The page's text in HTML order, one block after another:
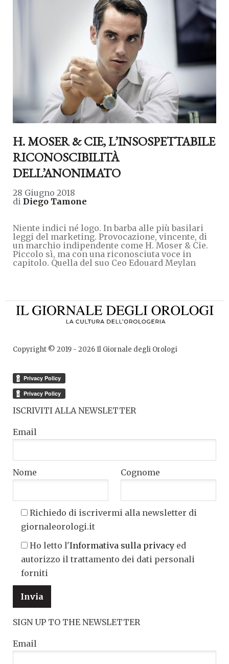
H. MOSER & CIE, L’INSOSPETTABILE
RICONOSCIBILITÀ
DELL’ANONIMATO
28 Giugno 2018
di Diego Tamone
Niente indici né logo. In barba alle più basilari
leggi del marketing. Provocazione, vincente, di
un marchio indipendente come H. Moser & Cie.
Piccolo sì, ma con una riconosciuta voce in
capitolo. Quella del suo Ceo Edouard Meylan
Copyright © 2019 - 2026Il Giornale degli Orologi
ISCRIVITI ALLA NEWSLETTER
Email
Nome Cognome
Richiedo di iscrivermi alla newsletter di
giornaleorologi.it
Ho letto l'Informativa sulla privacy ed
autorizzo il trattamento dei dati personali
forniti
SIGN UP TO THE NEWSLETTER
Email